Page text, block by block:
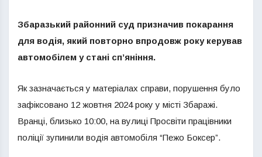
Збаразький районний суд призначив покарання
для водія, який повторно впродовж року керував
автомобілем у стані сп’яніння.
Як зазначається у матеріалах справи, порушення було
зафіксовано 12 жовтня 2024 року у місті Збаражі.
Вранці, близько 10:00, на вулиці Просвіти працівники
поліції зупинили водія автомобіля “Пежо Боксер”.